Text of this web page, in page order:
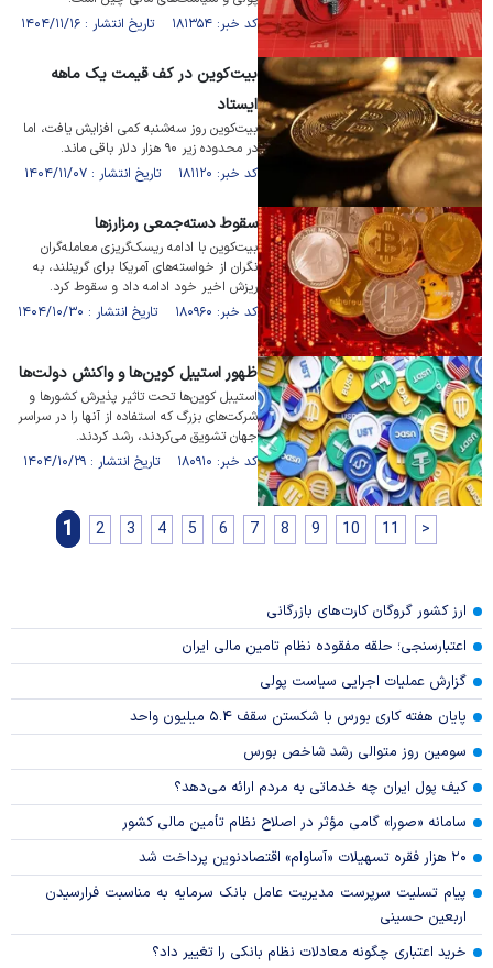
کد خبر: ۱۸۱۳۵۴ تاریخ انتشار : ۱۴۰۴/۱۱/۱۶
بیت‌کوین در کف قیمت یک ماهه
ایستاد
بیت‌کوین روز سه‌شنبه کمی افزایش یافت، اما
در محدوده زیر ۹۰ هزار دلار باقی ماند.
کد خبر: ۱۸۱۱۲۰ تاریخ انتشار : ۱۴۰۴/۱۱/۰۷
سقوط دسته‌جمعی رمزارز‌ها
بیت‌کوین با ادامه ریسک‌گریزی معامله‌گران
نگران از خواسته‌های آمریکا برای گرینلند، به
ریزش اخیر خود ادامه داد و سقوط کرد.
کد خبر: ۱۸۰۹۶۰ تاریخ انتشار : ۱۴۰۴/۱۰/۳۰
ظهور استیبل کوین‌ها و واکنش دولت‌ها
استیبل کوین‌ها تحت تاثیر پذیرش کشور‌ها و
شرکت‌های بزرگ که استفاده از آنها را در سراسر
جهان تشویق می‌کردند، رشد کردند.
کد خبر: ۱۸۰۹۱۰ تاریخ انتشار : ۱۴۰۴/۱۰/۲۹
1 2 3 4 5 6 7 8 9 10 11 >
ارز کشور گروگان کارت‌های بازرگانی
اعتبارسنجی؛ حلقه مفقوده نظام تامین مالی ایران
گزارش عملیات اجرایی سیاست پولی
پایان هفته کاری بورس با شکستن سقف ۵.۴ میلیون واحد
سومین روز متوالی رشد شاخص بورس
کیف پول ایران چه خدماتی به مردم ارائه می‌دهد؟
سامانه «صورا» گامی مؤثر در اصلاح نظام تأمین مالی کشور
۲۰ هزار فقره تسهیلات «آساوام» اقتصادنوین پرداخت شد
پیام تسلیت سرپرست مدیریت عامل بانک سرمایه به مناسبت فرارسیدن
اربعین حسینی
خرید اعتباری چگونه معادلات نظام بانکی را تغییر داد؟